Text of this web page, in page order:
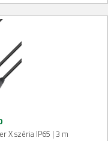
X széria IP65 | 3 m